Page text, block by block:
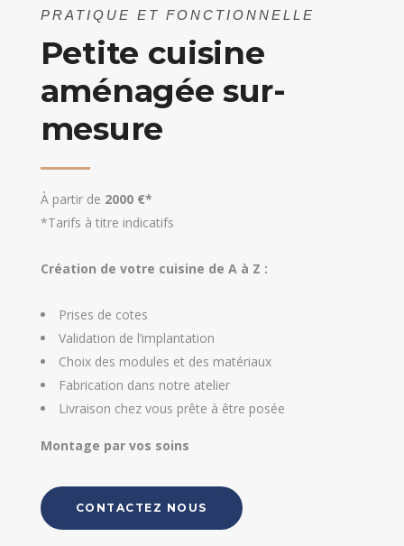
PRATIQUE ET FONCTIONNELLE
Petite cuisine
aménagée sur-
mesure
À partir de 2000 €*
*Tarifs à titre indicatifs
Création de votre cuisine de A à Z :
Prises de cotes
Validation de l’implantation
Choix des modules et des matériaux
Fabrication dans notre atelier
Livraison chez vous prête à être posée
Montage par vos soins
CONTACTEZ NOUS